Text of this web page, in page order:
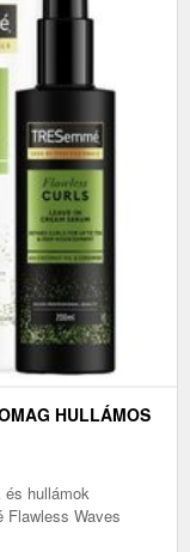
HULLÁMOS
és hullámok
Flawless Waves